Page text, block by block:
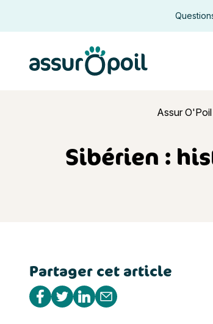
Assur O'Poil
Sibérien :
Partager cet article
Partager sur Facebook
Partager sur Twitter
Partager sur Linkedin
Partager par e-mail